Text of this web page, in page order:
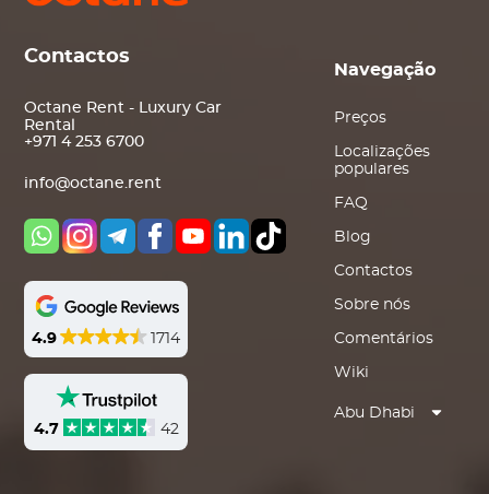
Contactos
Octane Rent - Luxury Car
Rental
+971 4 253 6700
info@octane.rent
4.9 1714
4.7 42
Navegação
Preços
Localizações
populares
FAQ
Blog
Contactos
Sobre nós
Comentários
Wiki
Abu Dhabi